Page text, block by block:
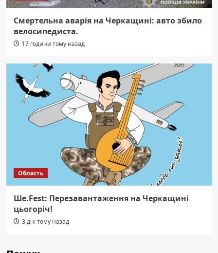
Смертельна аварія на Черкащині: авто збило
велосипедиста.
17 години тому назад
Область
Ше.Fest: Перезавантаження на Черкащині
цьогоріч!
3 дні тому назад